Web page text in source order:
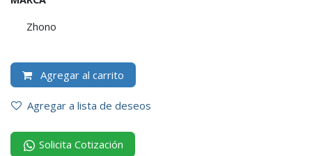
Zhono
Agregar al carrito
Agregar a lista de deseos
Solicita Cotización